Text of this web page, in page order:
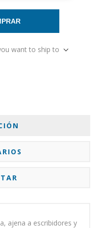
want to ship to
ajena a escribidores y